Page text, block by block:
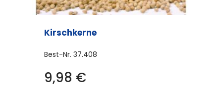
Kirschkerne
Best-Nr. 37.408
9,98 €